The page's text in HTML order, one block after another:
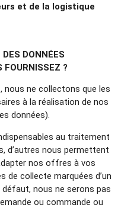
et de la logistique
DONNÉES
FOURNISSEZ ?
ne collectons que les
à la réalisation de nos
données).
au traitement
d’autres nous permettent
nos offres à vos
de collecte marquées d’un
nous ne serons pas
ou commande ou